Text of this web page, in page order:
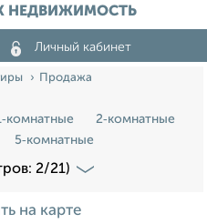
НЕДВИЖИМОСТЬ
Личный кабинет
Продажа
2‑комнатные
5‑комнатные
2/21)
на карте